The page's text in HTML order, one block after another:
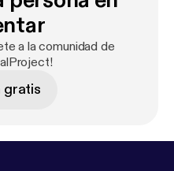
a la comunidad de
gratis